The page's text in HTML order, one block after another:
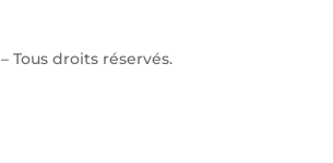
Tous droits réservés.